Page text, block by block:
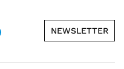
NEWSLETTER